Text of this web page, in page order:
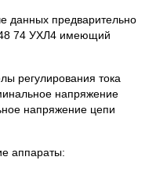
данных предварительно
74 УХЛ4 имеющий
регулирования тока
напряжение
напряжение цепи
аппараты: